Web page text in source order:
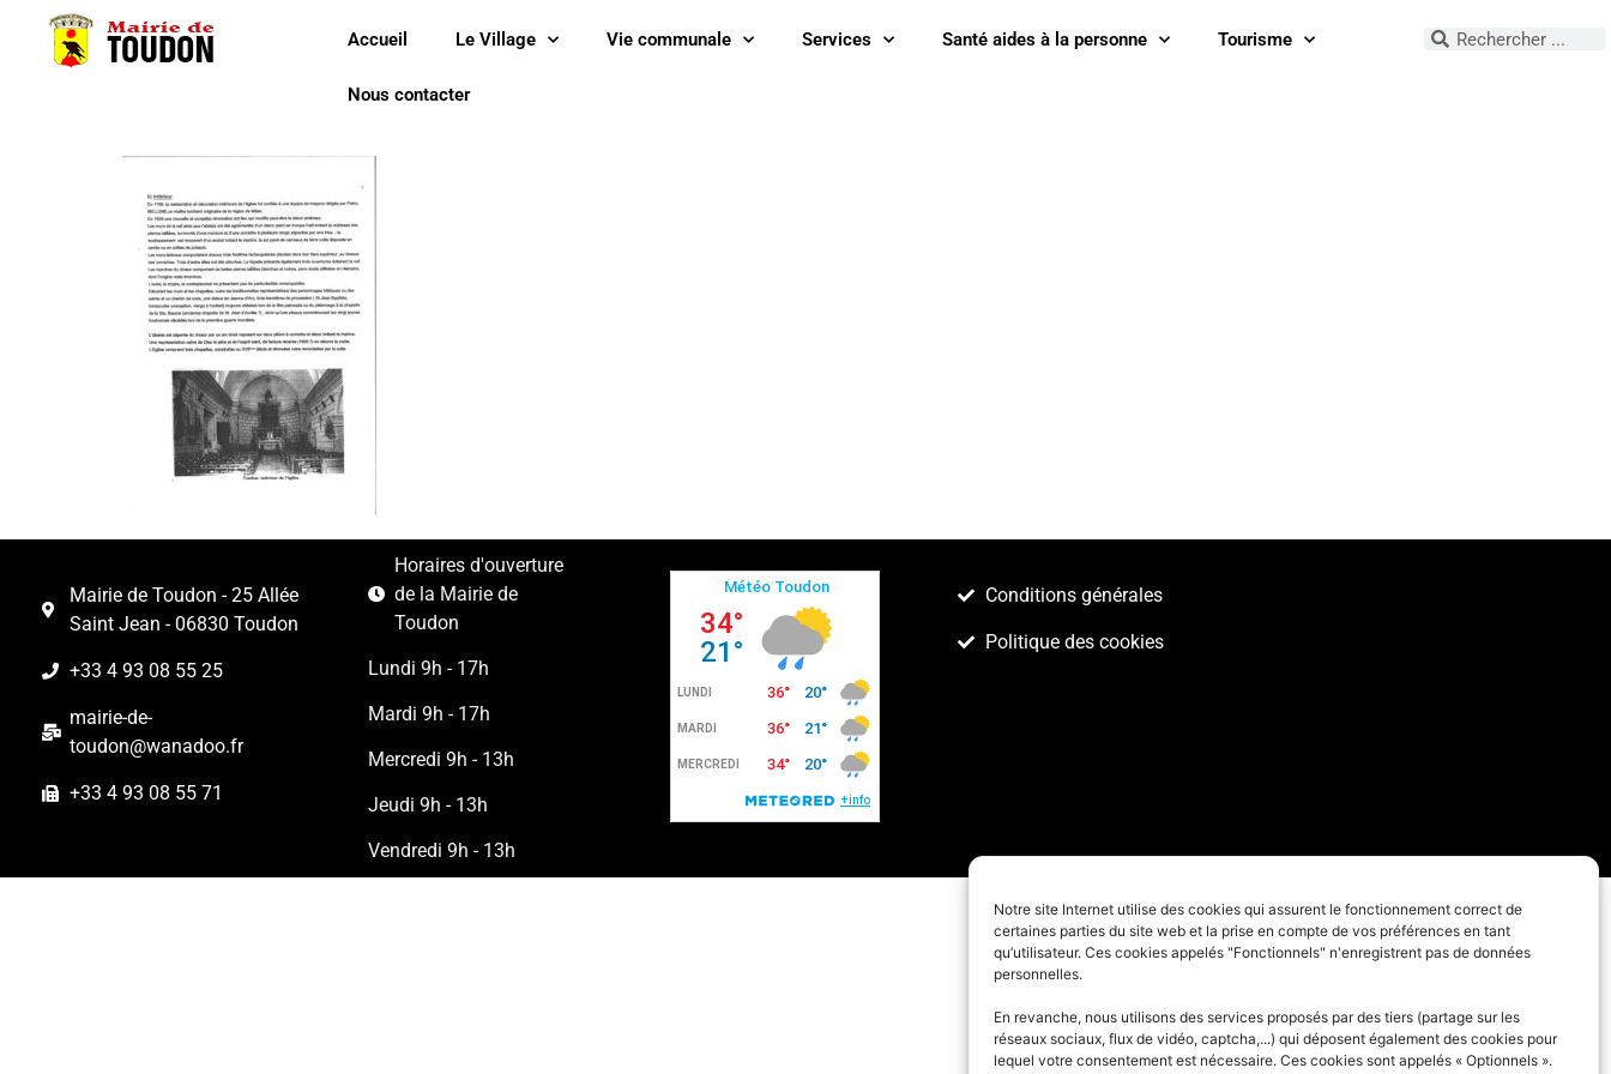
Notre site Internet utilise des cookies qui assurent le fonctionnement correct de
certaines parties du site web et la prise en compte de vos préférences en tant
qu’utilisateur. Ces cookies appelés "Fonctionnels" n'enregistrent pas de données
personnelles.
En revanche, nous utilisons des services proposés par des tiers (partage sur les
réseaux sociaux, flux de vidéo, captcha,...) qui déposent également des cookies pour
lequel votre consentement est nécessaire. Ces cookies sont appelés « Optionnels ».
Accueil Le Village Vie communale Services Santé aides à la personne Tourisme
Nous contacter
20180716161856_00008
Mairie de Toudon - 25 Allée
Saint Jean - 06830 Toudon
+33 4 93 08 55 25
mairie-de-
toudon@wanadoo.fr
+33 4 93 08 55 71
Horaires d'ouverture
de la Mairie de
Toudon
Lundi 9h - 17h
Mardi 9h - 17h
Mercredi 9h - 13h
Jeudi 9h - 13h
Vendredi 9h - 13h
Conditions générales
Politique des cookies